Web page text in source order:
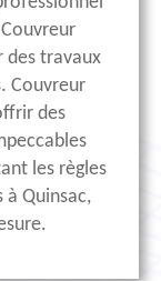
des travaux
Couvreur
des
les règles
à Quinsac,